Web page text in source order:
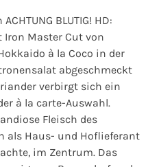
ACHTUNG BLUTIG! HD:
Iron Master Cut von
à la Coco in der
abgeschmeckt
verbirgt sich ein
à la carte-Auswahl.
Fleisch des
als Haus- und Hoflieferant
im Zentrum. Das